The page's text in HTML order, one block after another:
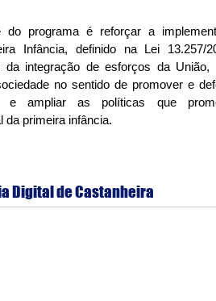
do programa é reforçar a
Infância, definido na Lei 13.257/
da integração de esforços da União,
no sentido de promover e
e ampliar as políticas que
da primeira infância.
Digital de Castanheira